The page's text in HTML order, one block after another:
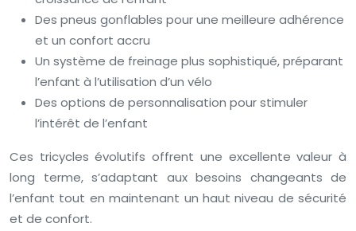
Des pneus gonflables pour une meilleure adhérence
et un confort accru
Un système de freinage plus sophistiqué, préparant
l’enfant à l’utilisation d’un vélo
Des options de personnalisation pour stimuler
l’intérêt de l’enfant
Ces tricycles évolutifs offrent une excellente valeur à
long terme, s’adaptant aux besoins changeants de
l’enfant tout en maintenant un haut niveau de sécurité
et de confort.